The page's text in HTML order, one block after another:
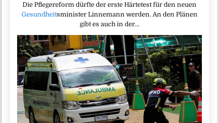
Die Pflegereform dürfte der erste Härtetest für den neuen
Gesundheitsminister Linnemann werden. An den Plänen
gibt es auch in der…